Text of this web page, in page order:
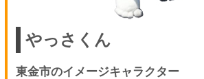
やっさくん
東金市のイメージキャラクター